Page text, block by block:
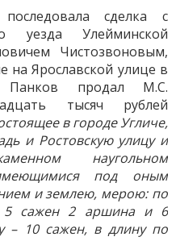
сделка с
уезда Улейминской
Чистозвоновым,
на Ярославской улице в
продал М.С.
тысяч рублей
в городе Угличе,
и Ростовскую улицу и
наугольном
под оным
и землею, мерою: по
5 сажен 2 аршина и 6
– 10 сажен, в длину по